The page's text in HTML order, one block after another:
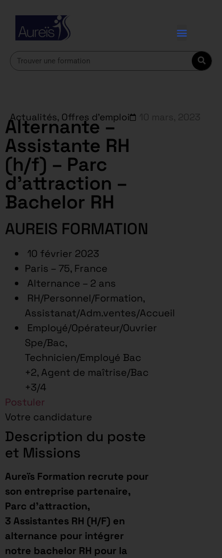
Actualités, Offres d'emploi
Alternante –
Assistante RH
(h/f) – Parc
d’attraction –
Bachelor RH
AUREIS FORMATION
10 février 2023
Paris – 75, France
Alternance – 2 ans
RH/Personnel/Formation,
Assistanat/Adm.ventes/Accueil
Employé/Opérateur/Ouvrier
Spe/Bac,
Technicien/Employé Bac
+2, Agent de maîtrise/Bac
+3/4
Postuler
Votre candidature
Description du poste
et Missions
Aureïs Formation recrute pour
son entreprise partenaire,
Parc d’attraction,
3 Assistantes RH (H/F) en
alternance pour intégrer
notre bachelor RH pour la